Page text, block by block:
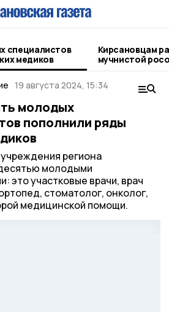
специалистов
медиков
Кирсановцам
мучнистой
19 августа 2024, 15:34
молодых
пополнили ряды
региона
молодыми
это участковые врачи, врач
стоматолог, онколог,
медицинской помощи.